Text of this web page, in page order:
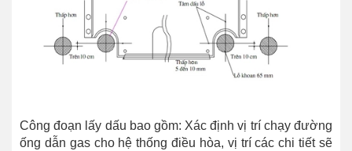
Công đoạn lấy dấu bao gồm: Xác định vị trí chạy đường
ống dẫn gas cho hệ thống điều hòa, vị trí các chi tiết sẽ